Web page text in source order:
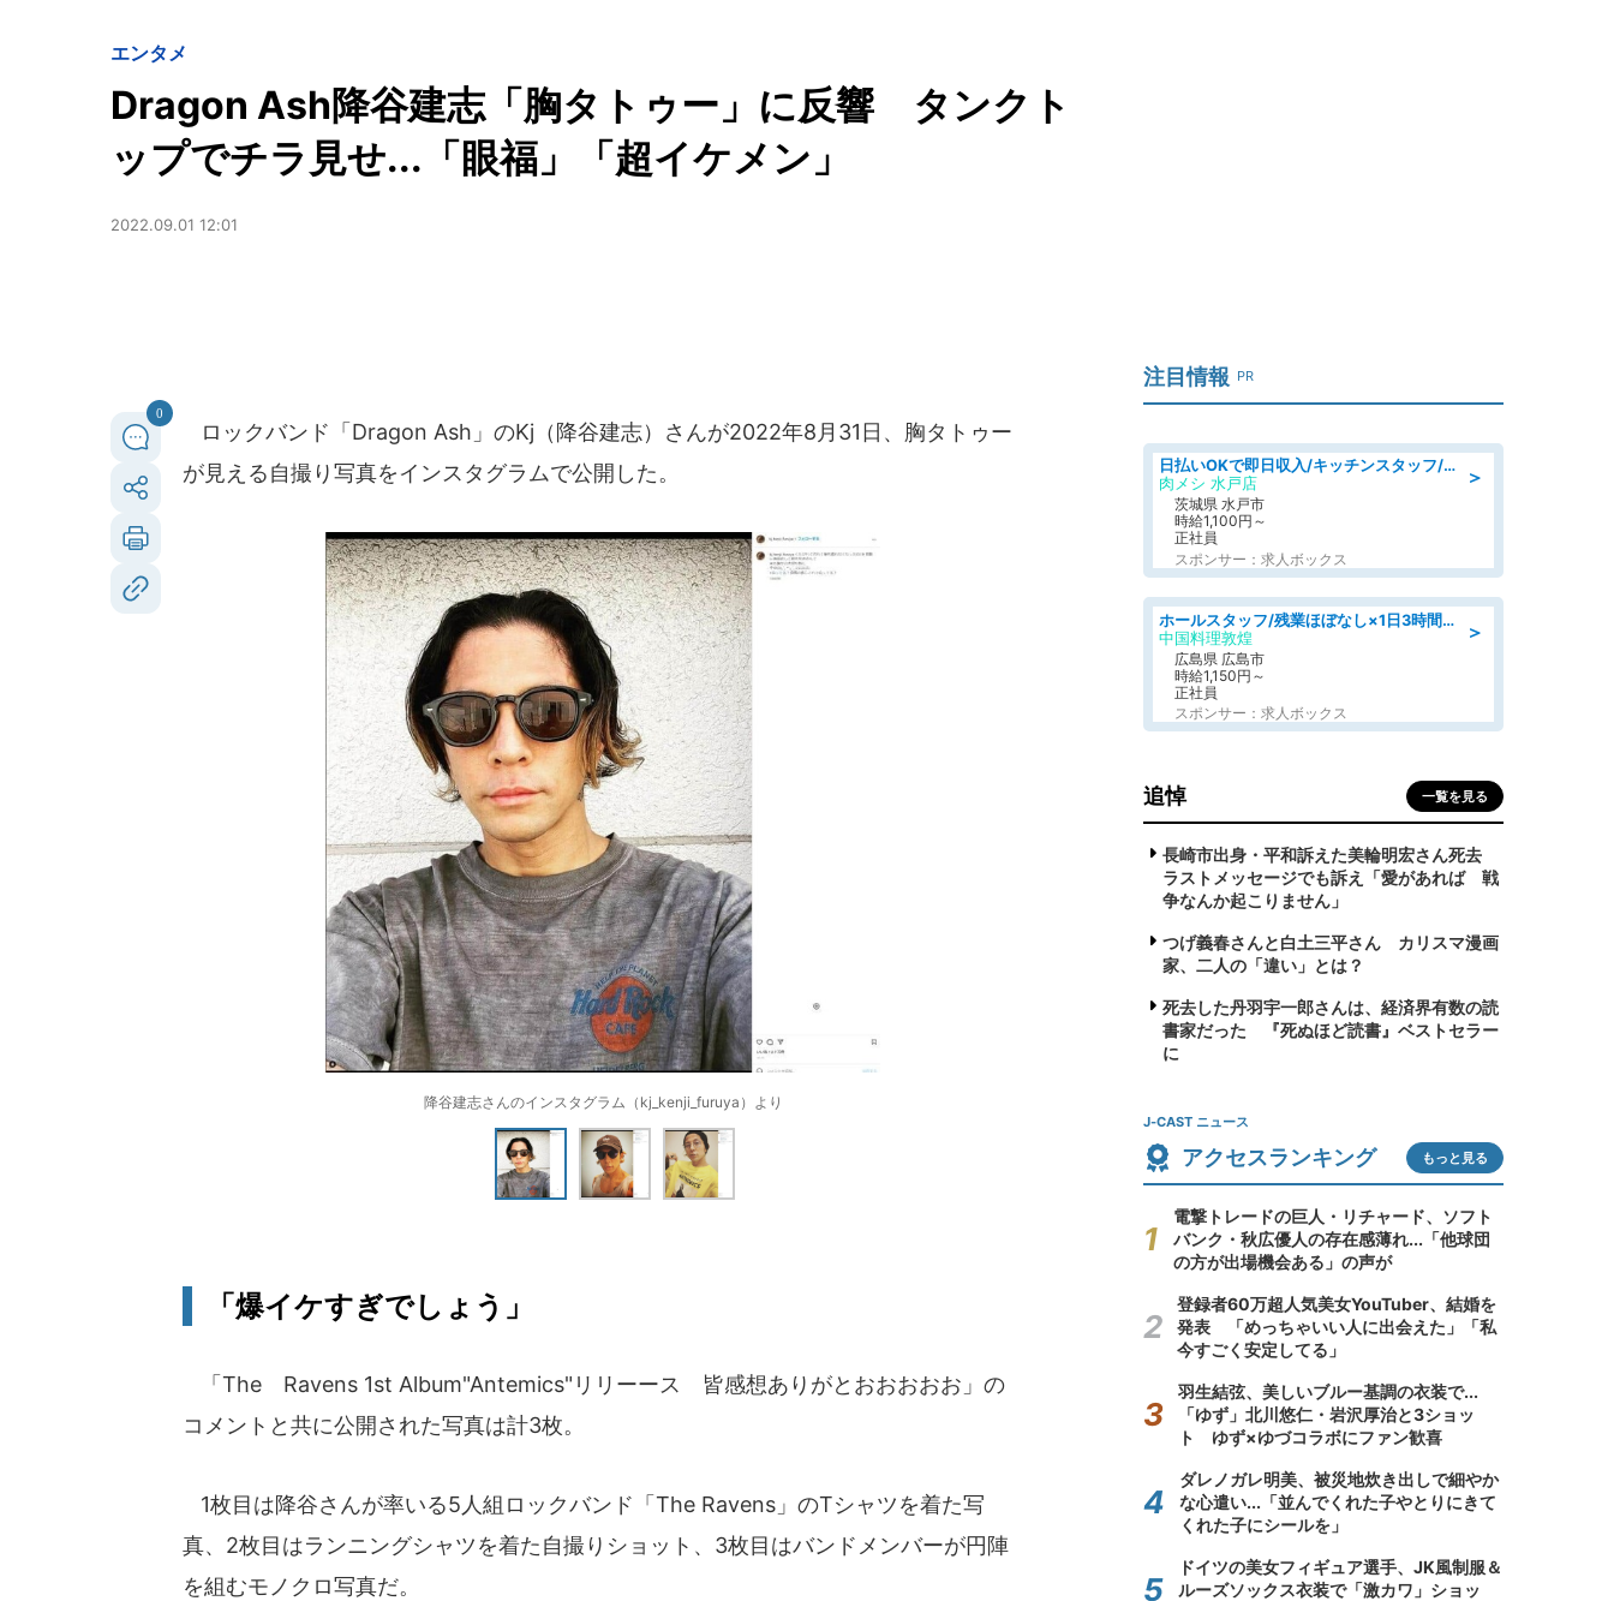
エンタメ
Dragon Ash降谷建志「胸タトゥー」に反響 タンクト
ップでチラ見せ...「眼福」「超イケメン」
2022.09.01 12:01
0
ロックバンド「Dragon Ash」のKj（降谷建志）さんが2022年8月31日、胸タトゥー
が見える自撮り写真をインスタグラムで公開した。
降谷建志さんのインスタグラム（kj_kenji_furuya）より
「爆イケすぎでしょう」
「The Ravens 1st Album"Antemics"リリーース 皆感想ありがとおおおおお」の
コメントと共に公開された写真は計3枚。
1枚目は降谷さんが率いる5人組ロックバンド「The Ravens」のTシャツを着た写
真、2枚目はランニングシャツを着た自撮りショット、3枚目はバンドメンバーが円陣
を組むモノクロ写真だ。
注目情報 PR
＞
日払いOKで即日収入/キッチンスタッフ/デリバリー業務など、自己成長可能な幅広い仕事に挑戦!髪型自由&ピアス・ネイルOK/茨城県/水戸市
肉メシ 水戸店
茨城県 水戸市
時給1,100円～
正社員
スポンサー：求人ボックス
＞
ホールスタッフ/残業ほぼなし×1日3時間〜勤務OK!フォロー体制も充実/広島県/広島市南区
中国料理敦煌
広島県 広島市
時給1,150円～
正社員
スポンサー：求人ボックス
追悼 一覧を見る
長崎市出身・平和訴えた美輪明宏さん死去
ラストメッセージでも訴え「愛があれば 戦
争なんか起こりません」
つげ義春さんと白土三平さん カリスマ漫画
家、二人の「違い」とは？
死去した丹羽宇一郎さんは、経済界有数の読
書家だった 『死ぬほど読書』ベストセラー
に
J-CAST ニュース
アクセスランキング もっと見る
電撃トレードの巨人・リチャード、ソフト
バンク・秋広優人の存在感薄れ...「他球団
の方が出場機会ある」の声が
登録者60万超人気美女YouTuber、結婚を
発表 「めっちゃいい人に出会えた」「私
今すごく安定してる」
羽生結弦、美しいブルー基調の衣装で...
「ゆず」北川悠仁・岩沢厚治と3ショッ
ト ゆず×ゆづコラボにファン歓喜
ダレノガレ明美、被災地炊き出しで細やか
な心遣い...「並んでくれた子やとりにきて
くれた子にシールを」
ドイツの美女フィギュア選手、JK風制服＆
ルーズソックス衣装で「激カワ」ショッ